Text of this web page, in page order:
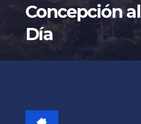
Concepción al
Día